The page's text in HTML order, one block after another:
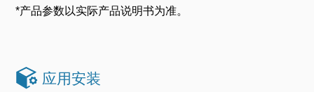
*产品参数以实际产品说明书为准。
应用安装